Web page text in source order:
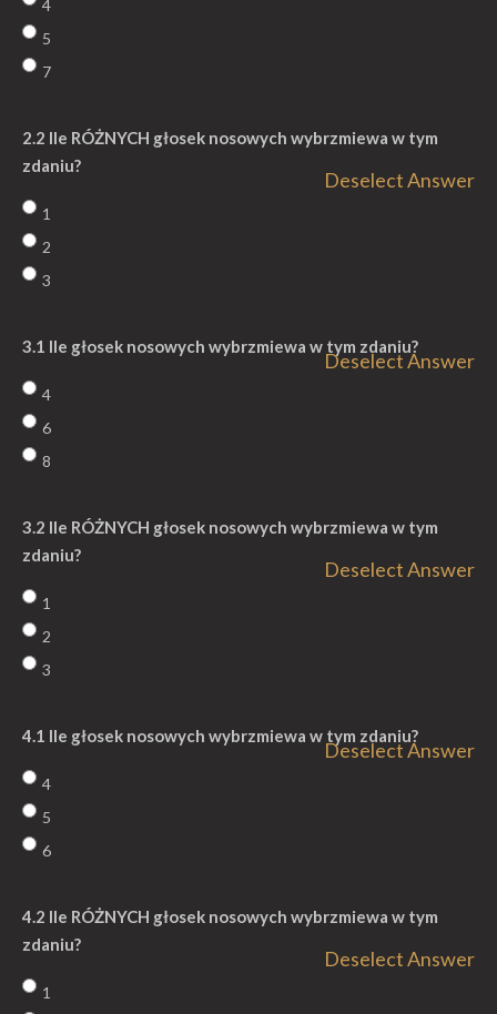
4
5
7
2.2 Ile RÓŻNYCH głosek nosowych wybrzmiewa w tym
zdaniu?
Deselect Answer
1
2
3
3.1 Ile głosek nosowych wybrzmiewa w tym zdaniu?
Deselect Answer
4
6
8
3.2 Ile RÓŻNYCH głosek nosowych wybrzmiewa w tym
zdaniu?
Deselect Answer
1
2
3
4.1 Ile głosek nosowych wybrzmiewa w tym zdaniu?
Deselect Answer
4
5
6
4.2 Ile RÓŻNYCH głosek nosowych wybrzmiewa w tym
zdaniu?
Deselect Answer
1